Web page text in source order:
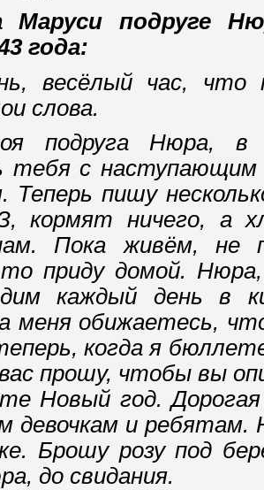
Маруси подруге
года:
весёлый час, что
слова.
подруга Нюра, в
тебя с наступающим
Теперь пишу
кормят ничего, а
Пока живём, не
приду домой.
каждый день в
меня обижаетесь,
когда я
прошу, чтобы вы
Новый год.
девочкам и
Брошу розу под
до свидания.